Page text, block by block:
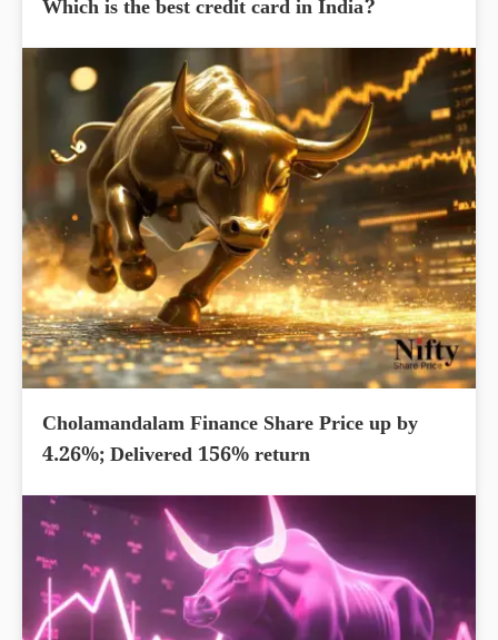
Which is the best credit card in India?
Cholamandalam Finance Share Price up by
4.26%; Delivered 156% return